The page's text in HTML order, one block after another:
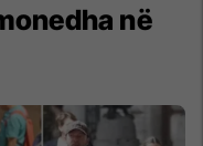
në